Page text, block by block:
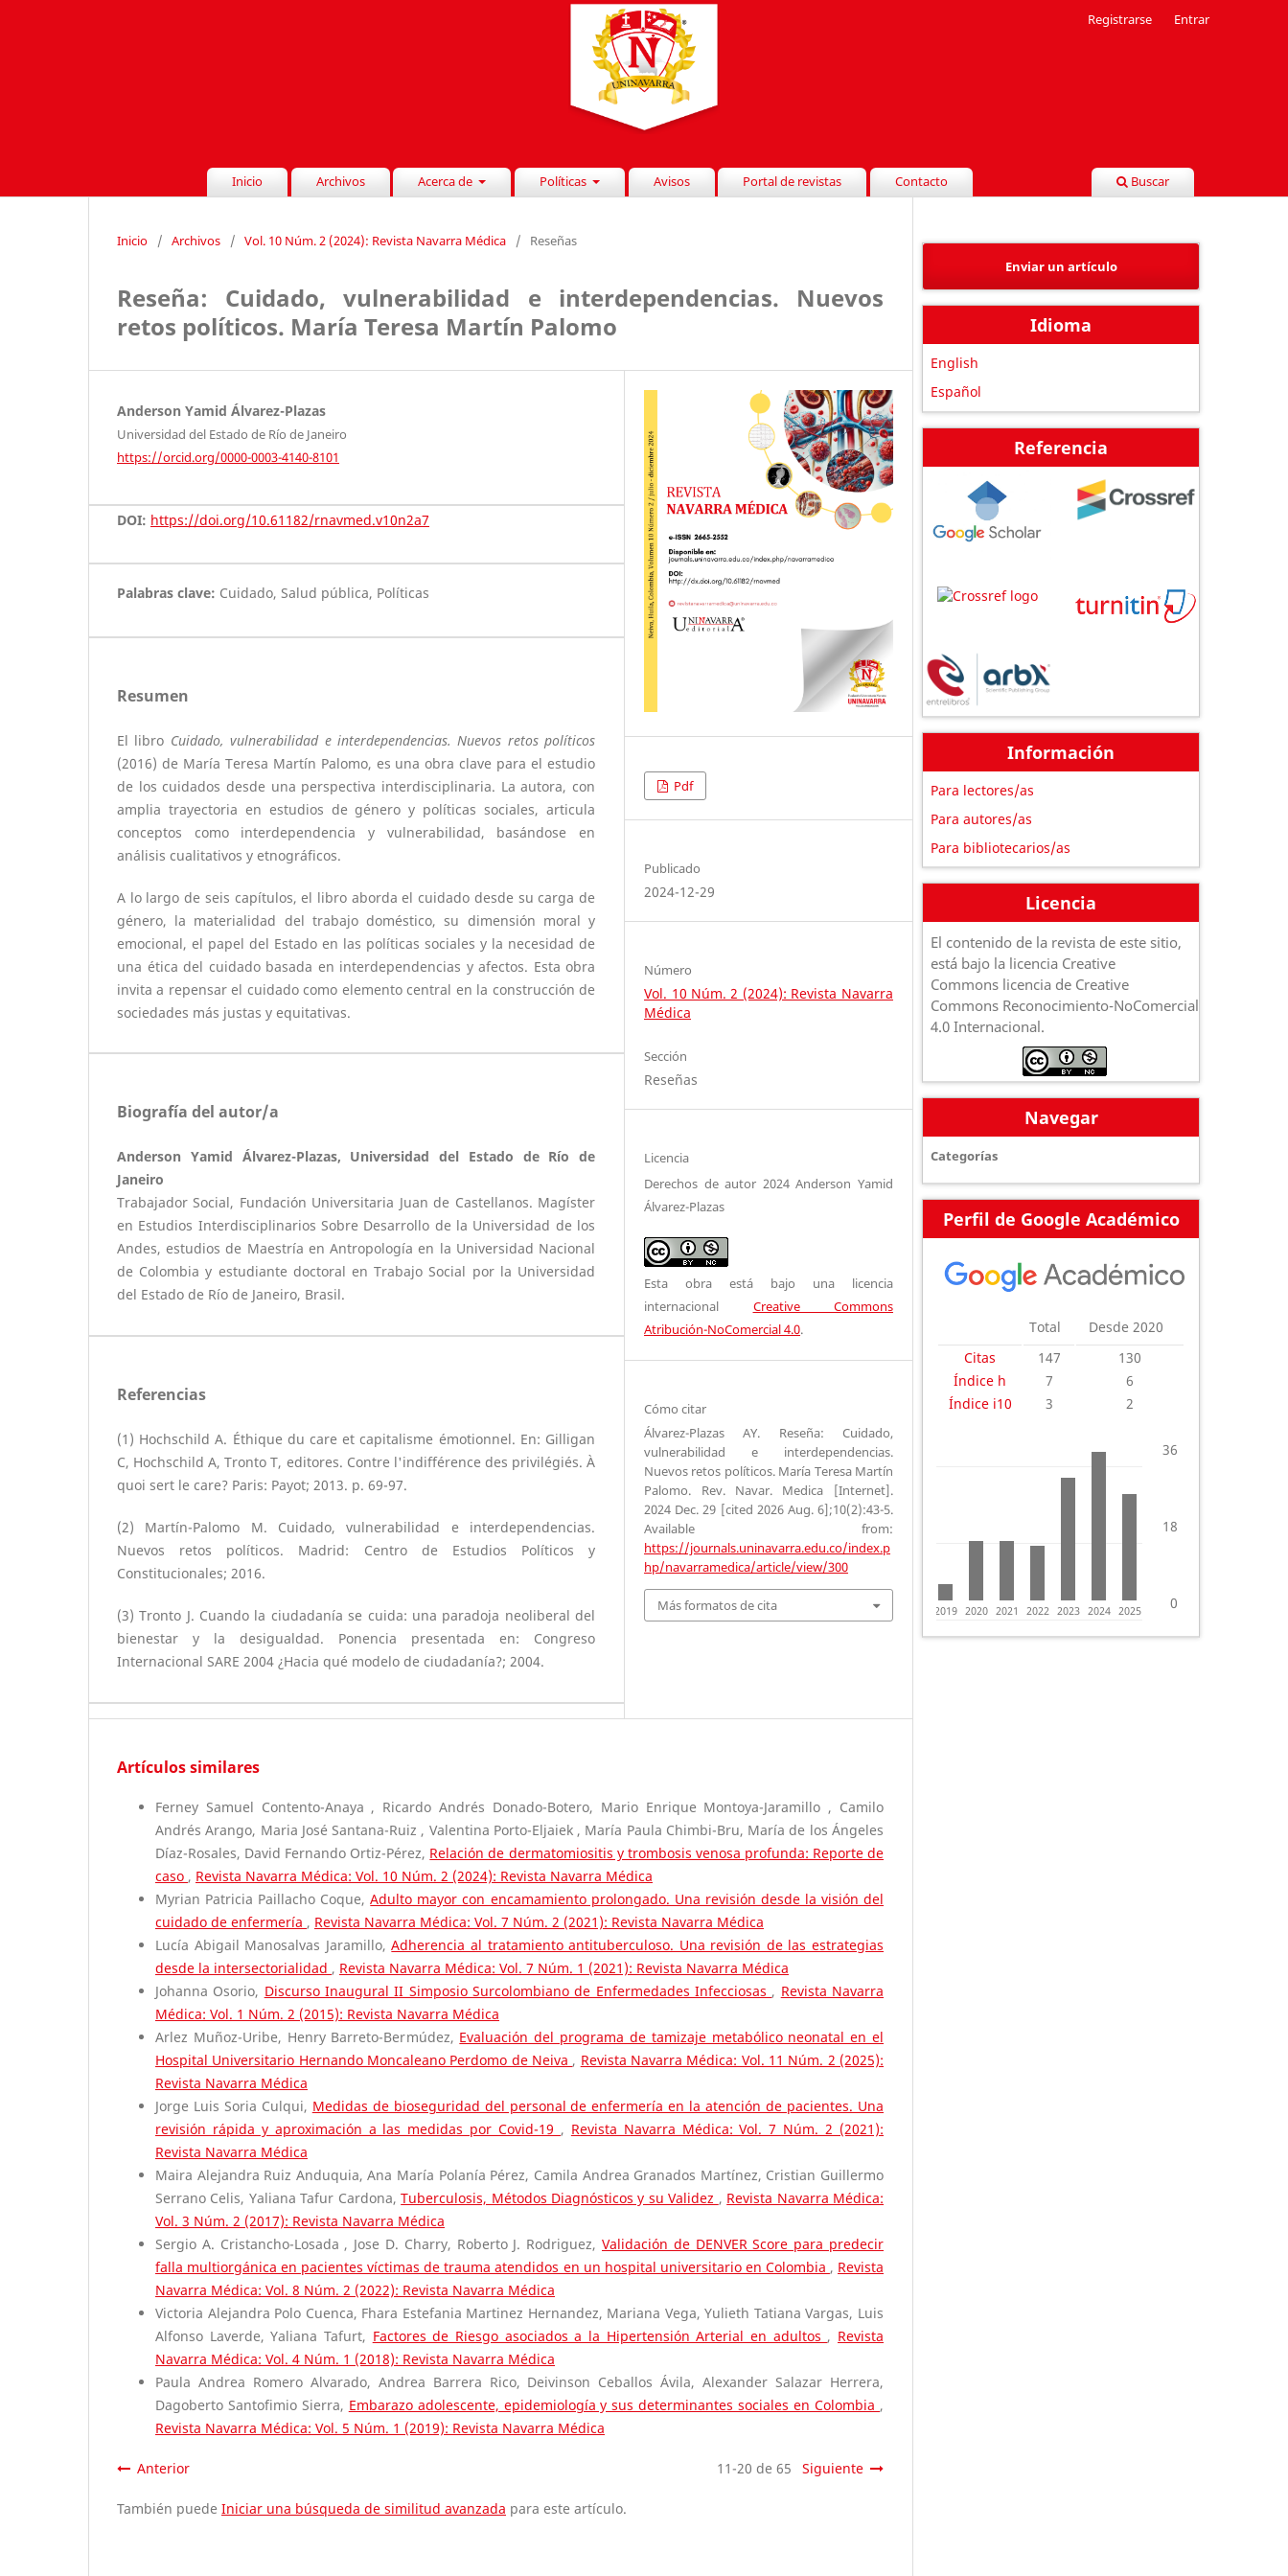
Inicio Archivos Acerca de Políticas Avisos Portal de revistas Contacto Buscar
Registrarse Entrar
Inicio / Archivos / Vol. 10 Núm. 2 (2024): Revista Navarra Médica / Reseñas
Reseña: Cuidado, vulnerabilidad e interdependencias. Nuevos
retos políticos. María Teresa Martín Palomo
Anderson Yamid Álvarez-Plazas
Universidad del Estado de Río de Janeiro
https://orcid.org/0000-0003-4140-8101
DOI: https://doi.org/10.61182/rnavmed.v10n2a7
Palabras clave: Cuidado, Salud pública, Políticas
Resumen
El libro Cuidado, vulnerabilidad e interdependencias. Nuevos retos políticos
(2016) de María Teresa Martín Palomo, es una obra clave para el estudio
de los cuidados desde una perspectiva interdisciplinaria. La autora, con
amplia trayectoria en estudios de género y políticas sociales, articula
conceptos como interdependencia y vulnerabilidad, basándose en
análisis cualitativos y etnográficos.
A lo largo de seis capítulos, el libro aborda el cuidado desde su carga de
género, la materialidad del trabajo doméstico, su dimensión moral y
emocional, el papel del Estado en las políticas sociales y la necesidad de
una ética del cuidado basada en interdependencias y afectos. Esta obra
invita a repensar el cuidado como elemento central en la construcción de
sociedades más justas y equitativas.
Biografía del autor/a
Anderson Yamid Álvarez-Plazas, Universidad del Estado de Río de
Janeiro
Trabajador Social, Fundación Universitaria Juan de Castellanos. Magíster
en Estudios Interdisciplinarios Sobre Desarrollo de la Universidad de los
Andes, estudios de Maestría en Antropología en la Universidad Nacional
de Colombia y estudiante doctoral en Trabajo Social por la Universidad
del Estado de Río de Janeiro, Brasil.
Referencias
(1) Hochschild A. Éthique du care et capitalisme émotionnel. En: Gilligan
C, Hochschild A, Tronto T, editores. Contre l'indifférence des privilégiés. À
quoi sert le care? Paris: Payot; 2013. p. 69-97.
(2) Martín-Palomo M. Cuidado, vulnerabilidad e interdependencias.
Nuevos retos políticos. Madrid: Centro de Estudios Políticos y
Constitucionales; 2016.
(3) Tronto J. Cuando la ciudadanía se cuida: una paradoja neoliberal del
bienestar y la desigualdad. Ponencia presentada en: Congreso
Internacional SARE 2004 ¿Hacia qué modelo de ciudadanía?; 2004.
Pdf
Publicado
2024-12-29
Número
Vol. 10 Núm. 2 (2024): Revista Navarra
Médica
Sección
Reseñas
Licencia
Derechos de autor 2024 Anderson Yamid
Álvarez-Plazas
Esta obra está bajo una licencia
internacional Creative Commons
Atribución-NoComercial 4.0.
Cómo citar
Álvarez-Plazas AY. Reseña: Cuidado,
vulnerabilidad e interdependencias.
Nuevos retos políticos. María Teresa Martín
Palomo. Rev. Navar. Medica [Internet].
2024 Dec. 29 [cited 2026 Aug. 6];10(2):43-5.
Available from:
https://journals.uninavarra.edu.co/index.p
hp/navarramedica/article/view/300
Más formatos de cita
Artículos similares
Ferney Samuel Contento-Anaya , Ricardo Andrés Donado-Botero, Mario Enrique Montoya-Jaramillo , Camilo
Andrés Arango, Maria José Santana-Ruiz , Valentina Porto-Eljaiek , María Paula Chimbi-Bru, María de los Ángeles
Díaz-Rosales, David Fernando Ortiz-Pérez, Relación de dermatomiositis y trombosis venosa profunda: Reporte de
caso , Revista Navarra Médica: Vol. 10 Núm. 2 (2024): Revista Navarra Médica
Myrian Patricia Paillacho Coque,Adulto mayor con encamamiento prolongado. Una revisión desde la visión del
cuidado de enfermería , Revista Navarra Médica: Vol. 7 Núm. 2 (2021): Revista Navarra Médica
Lucía Abigail Manosalvas Jaramillo,Adherencia al tratamiento antituberculoso. Una revisión de las estrategias
desde la intersectorialidad , Revista Navarra Médica: Vol. 7 Núm. 1 (2021): Revista Navarra Médica
Johanna Osorio, Discurso Inaugural II Simposio Surcolombiano de Enfermedades Infecciosas , Revista Navarra
Médica: Vol. 1 Núm. 2 (2015): Revista Navarra Médica
Arlez Muñoz-Uribe, Henry Barreto-Bermúdez, Evaluación del programa de tamizaje metabólico neonatal en el
Hospital Universitario Hernando Moncaleano Perdomo de Neiva , Revista Navarra Médica: Vol. 11 Núm. 2 (2025):
Revista Navarra Médica
Jorge Luis Soria Culqui, Medidas de bioseguridad del personal de enfermería en la atención de pacientes. Una
revisión rápida y aproximación a las medidas por Covid-19 , Revista Navarra Médica: Vol. 7 Núm. 2 (2021):
Revista Navarra Médica
Maira Alejandra Ruiz Anduquia, Ana María Polanía Pérez, Camila Andrea Granados Martínez, Cristian Guillermo
Serrano Celis, Yaliana Tafur Cardona,Tuberculosis, Métodos Diagnósticos y su Validez , Revista Navarra Médica:
Vol. 3 Núm. 2 (2017): Revista Navarra Médica
Sergio A. Cristancho-Losada , Jose D. Charry, Roberto J. Rodriguez, Validación de DENVER Score para predecir
falla multiorgánica en pacientes víctimas de trauma atendidos en un hospital universitario en Colombia , Revista
Navarra Médica: Vol. 8 Núm. 2 (2022): Revista Navarra Médica
Victoria Alejandra Polo Cuenca, Fhara Estefania Martinez Hernandez, Mariana Vega, Yulieth Tatiana Vargas, Luis
Alfonso Laverde, Yaliana Tafurt, Factores de Riesgo asociados a la Hipertensión Arterial en adultos , Revista
Navarra Médica: Vol. 4 Núm. 1 (2018): Revista Navarra Médica
Paula Andrea Romero Alvarado, Andrea Barrera Rico, Deivinson Ceballos Ávila, Alexander Salazar Herrera,
Dagoberto Santofimio Sierra, Embarazo adolescente, epidemiología y sus determinantes sociales en Colombia ,
Revista Navarra Médica: Vol. 5 Núm. 1 (2019): Revista Navarra Médica
Anterior 11-20 de 65 Siguiente
También puede Iniciar una búsqueda de similitud avanzada para este artículo.
Enviar un artículo
Idioma
English
Español
Referencia
Información
Para lectores/as
Para autores/as
Para bibliotecarios/as
Licencia
El contenido de la revista de este sitio,
está bajo la licencia Creative
Commons licencia de Creative
Commons Reconocimiento-NoComercial
4.0 Internacional.
Navegar
Categorías
Perfil de Google Académico
Total
Desde 2020
Citas
147
130
Índice h
7
6
Índice i10
3 2
0
36
18
2019 2020 2021 2022 2023 2024 2025